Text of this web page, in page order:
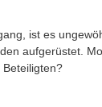
ist es
aufgerüstet.